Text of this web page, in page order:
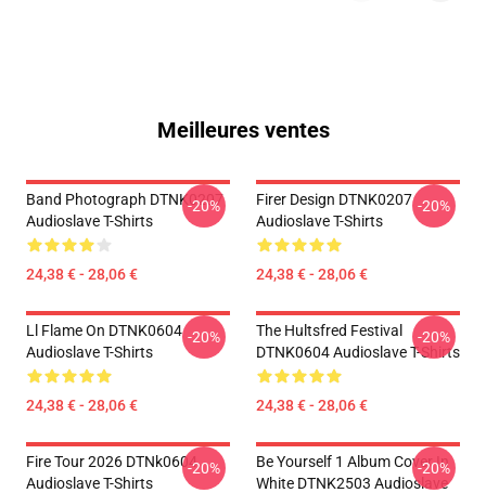
Meilleures ventes
Band Photograph DTNK0207
Audioslave T-Shirts
24,38 € - 28,06 €
-20%
Firer Design DTNK0207
Audioslave T-Shirts
24,38 € - 28,06 €
-20%
Ll Flame On DTNK0604
Audioslave T-Shirts
24,38 € - 28,06 €
-20%
The Hultsfred Festival
DTNK0604 Audioslave T-Shirts
24,38 € - 28,06 €
-20%
Fire Tour 2026 DTNk0604
Audioslave T-Shirts
-20%
Be Yourself 1 Album Cover In
White DTNK2503 Audioslave
-20%